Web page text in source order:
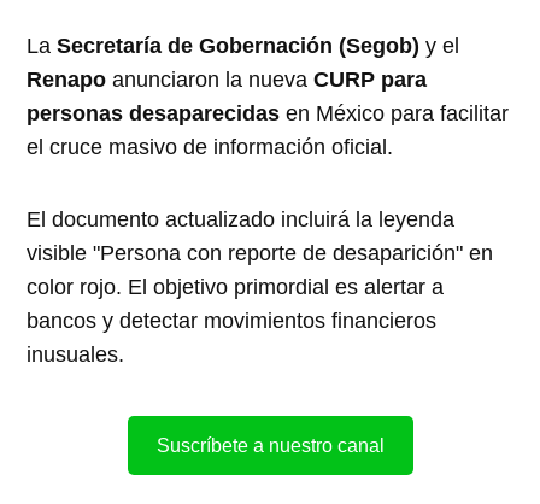
LaSecretaría de Gobernación (Segob) y el
Renapo anunciaron la nuevaCURP para
personas desaparecidas en México para facilitar
el cruce masivo de información oficial.
El documento actualizado incluirá la leyenda
visible "Persona con reporte de desaparición" en
color rojo. El objetivo primordial es alertar a
bancos y detectar movimientos financieros
inusuales.
Suscríbete a nuestro canal